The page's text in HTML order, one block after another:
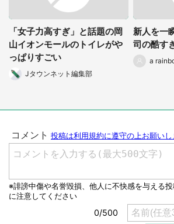
都道府選択
「女子力高すぎ」と話題の岡
山イオンモールのトイレがや
っぱりすごい
Jタウンネット編集部
新人を一
司の酷す
a